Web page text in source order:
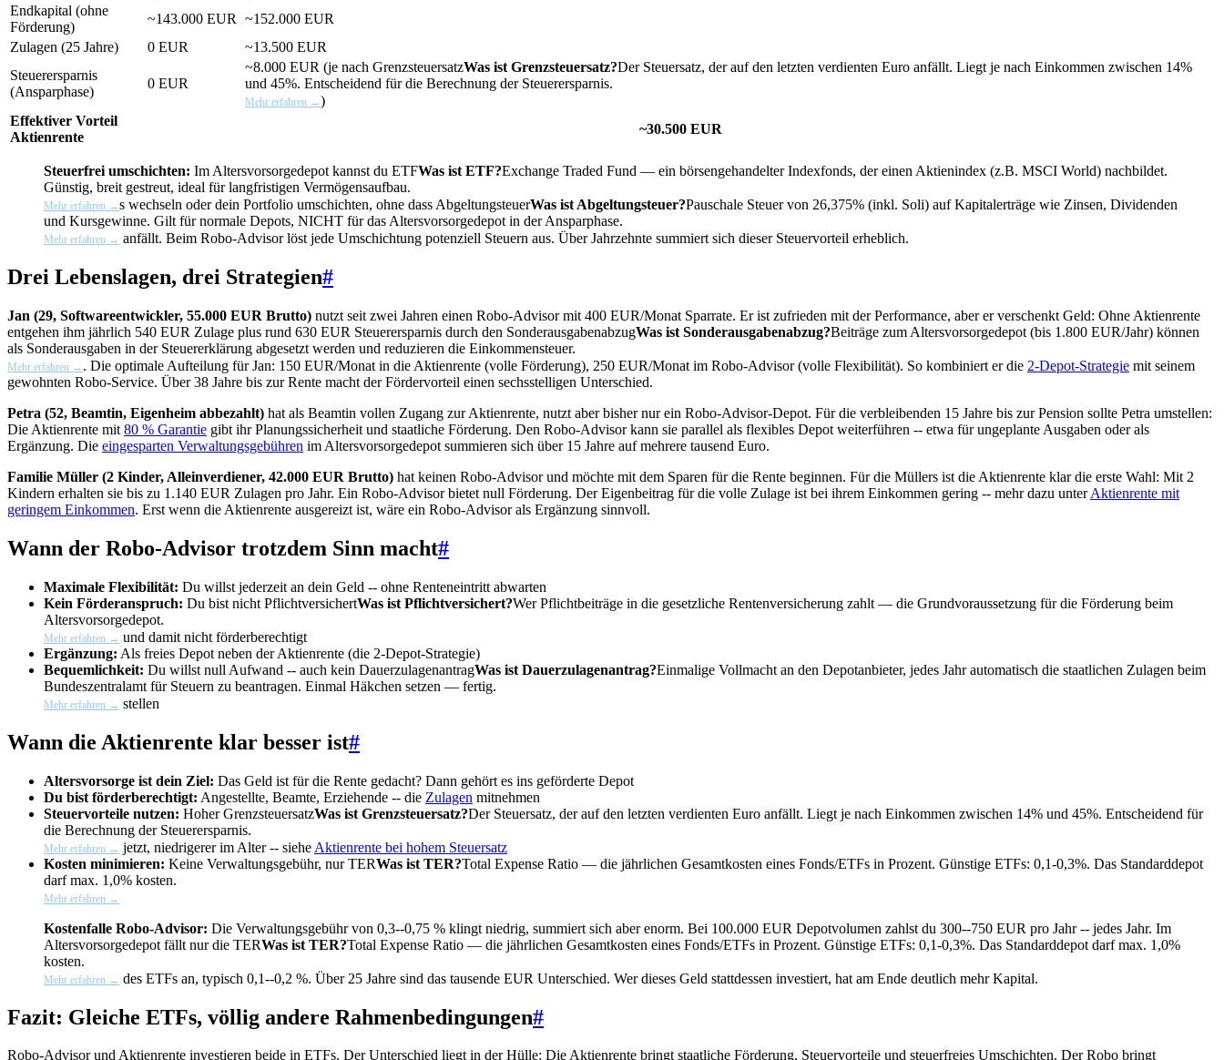
Endkapital (ohne
Förderung)
~143.000 EUR
~152.000 EUR
Zulagen (25 Jahre)
0 EUR
~13.500 EUR
Steuerersparnis
(Ansparphase)
0 EUR
~8.000 EUR (je nach GrenzsteuersatzWas ist Grenzsteuersatz?Der Steuersatz, der auf den letzten verdienten Euro anfällt. Liegt je nach Einkommen zwischen 14%
und 45%. Entscheidend für die Berechnung der Steuerersparnis.
Mehr erfahren →)
Effektiver Vorteil
Aktienrente
~30.500 EUR
Steuerfrei umschichten: Im Altersvorsorgedepot kannst du ETFWas ist ETF?Exchange Traded Fund — ein börsengehandelter Indexfonds, der einen Aktienindex (z.B. MSCI World) nachbildet.
Günstig, breit gestreut, ideal für langfristigen Vermögensaufbau.
Mehr erfahren →s wechseln oder dein Portfolio umschichten, ohne dass AbgeltungsteuerWas ist Abgeltungsteuer?Pauschale Steuer von 26,375% (inkl. Soli) auf Kapitalerträge wie Zinsen, Dividenden
und Kursgewinne. Gilt für normale Depots, NICHT für das Altersvorsorgedepot in der Ansparphase.
Mehr erfahren → anfällt. Beim Robo-Advisor löst jede Umschichtung potenziell Steuern aus. Über Jahrzehnte summiert sich dieser Steuervorteil erheblich.
Drei Lebenslagen, drei Strategien#
Jan (29, Softwareentwickler, 55.000 EUR Brutto) nutzt seit zwei Jahren einen Robo-Advisor mit 400 EUR/Monat Sparrate. Er ist zufrieden mit der Performance, aber er verschenkt Geld: Ohne Aktienrente
entgehen ihm jährlich 540 EUR Zulage plus rund 630 EUR Steuerersparnis durch den SonderausgabenabzugWas ist Sonderausgabenabzug?Beiträge zum Altersvorsorgedepot (bis 1.800 EUR/Jahr) können
als Sonderausgaben in der Steuererklärung abgesetzt werden und reduzieren die Einkommensteuer.
Mehr erfahren → . Die optimale Aufteilung für Jan: 150 EUR/Monat in die Aktienrente (volle Förderung), 250 EUR/Monat im Robo-Advisor (volle Flexibilität). So kombiniert er die 2-Depot-Strategie mit seinem
gewohnten Robo-Service. Über 38 Jahre bis zur Rente macht der Fördervorteil einen sechsstelligen Unterschied.
Petra (52, Beamtin, Eigenheim abbezahlt) hat als Beamtin vollen Zugang zur Aktienrente, nutzt aber bisher nur ein Robo-Advisor-Depot. Für die verbleibenden 15 Jahre bis zur Pension sollte Petra umstellen:
Die Aktienrente mit 80 % Garantie gibt ihr Planungssicherheit und staatliche Förderung. Den Robo-Advisor kann sie parallel als flexibles Depot weiterführen -- etwa für ungeplante Ausgaben oder als
Ergänzung. Die eingesparten Verwaltungsgebühren im Altersvorsorgedepot summieren sich über 15 Jahre auf mehrere tausend Euro.
Familie Müller (2 Kinder, Alleinverdiener, 42.000 EUR Brutto) hat keinen Robo-Advisor und möchte mit dem Sparen für die Rente beginnen. Für die Müllers ist die Aktienrente klar die erste Wahl: Mit 2
Kindern erhalten sie bis zu 1.140 EUR Zulagen pro Jahr. Ein Robo-Advisor bietet null Förderung. Der Eigenbeitrag für die volle Zulage ist bei ihrem Einkommen gering -- mehr dazu unterAktienrente mit
geringem Einkommen. Erst wenn die Aktienrente ausgereizt ist, wäre ein Robo-Advisor als Ergänzung sinnvoll.
Wann der Robo-Advisor trotzdem Sinn macht#
Maximale Flexibilität: Du willst jederzeit an dein Geld -- ohne Renteneintritt abwarten
Kein Förderanspruch: Du bist nicht PflichtversichertWas ist Pflichtversichert?Wer Pflichtbeiträge in die gesetzliche Rentenversicherung zahlt — die Grundvoraussetzung für die Förderung beim
Altersvorsorgedepot.
Mehr erfahren → und damit nicht förderberechtigt
Ergänzung: Als freies Depot neben der Aktienrente (die 2-Depot-Strategie)
Bequemlichkeit: Du willst null Aufwand -- auch kein DauerzulagenantragWas ist Dauerzulagenantrag?Einmalige Vollmacht an den Depotanbieter, jedes Jahr automatisch die staatlichen Zulagen beim
Bundeszentralamt für Steuern zu beantragen. Einmal Häkchen setzen — fertig.
Mehr erfahren → stellen
Wann die Aktienrente klar besser ist#
Altersvorsorge ist dein Ziel: Das Geld ist für die Rente gedacht? Dann gehört es ins geförderte Depot
Du bist förderberechtigt: Angestellte, Beamte, Erziehende -- die Zulagen mitnehmen
Steuervorteile nutzen: HoherGrenzsteuersatzWas ist Grenzsteuersatz?Der Steuersatz, der auf den letzten verdienten Euro anfällt. Liegt je nach Einkommen zwischen 14% und 45%. Entscheidend für
die Berechnung der Steuerersparnis.
Mehr erfahren → jetzt, niedrigerer im Alter -- siehe Aktienrente bei hohem Steuersatz
Kosten minimieren: Keine Verwaltungsgebühr, nurTERWas ist TER?Total Expense Ratio — die jährlichen Gesamtkosten eines Fonds/ETFs in Prozent. Günstige ETFs: 0,1-0,3%. Das Standarddepot
darf max. 1,0% kosten.
Mehr erfahren →
Kostenfalle Robo-Advisor: Die Verwaltungsgebühr von 0,3--0,75 % klingt niedrig, summiert sich aber enorm. Bei 100.000 EUR Depotvolumen zahlst du 300--750 EUR pro Jahr -- jedes Jahr. Im
Altersvorsorgedepot fällt nur die TERWas ist TER?Total Expense Ratio — die jährlichen Gesamtkosten eines Fonds/ETFs in Prozent. Günstige ETFs: 0,1-0,3%. Das Standarddepot darf max. 1,0%
kosten.
Mehr erfahren → des ETFs an, typisch 0,1--0,2 %. Über 25 Jahre sind das tausende EUR Unterschied. Wer dieses Geld stattdessen investiert, hat am Ende deutlich mehr Kapital.
Fazit: Gleiche ETFs, völlig andere Rahmenbedingungen#
Robo-Advisor und Aktienrente investieren beide in ETFs. Der Unterschied liegt in der Hülle: Die Aktienrente bringt staatliche Förderung, Steuervorteile und steuerfreies Umschichten. Der Robo bringt